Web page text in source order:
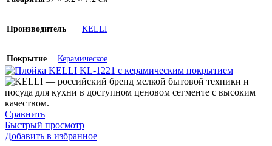
0
Производитель KELLI
Покрытие Керамическое
Сравнить
Быстрый просмотр
Добавить в избранное